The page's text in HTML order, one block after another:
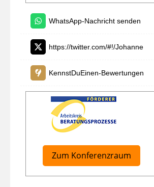
WhatsApp-Nachricht senden
https://twitter.com/#!/Johanne
KennstDuEinen-Bewertungen
Zum Konferenzraum